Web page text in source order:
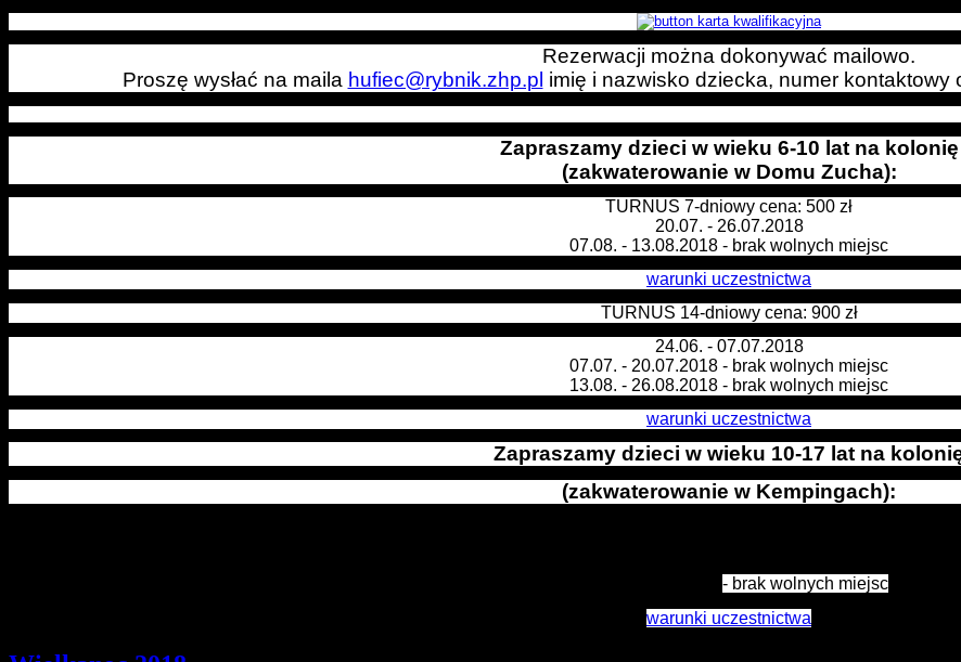
Rezerwacji można dokonywać mailowo.
Proszę wysłać na maila hufiec@rybnik.zhp.pl imię i nazwisko dziecka, numer
Zapraszamy dzieci w wieku 6-10 lat na kolonię
(zakwaterowanie w Domu Zucha):
TURNUS 7-dniowy cena: 500 zł
20.07. - 26.07.2018
07.08. - 13.08.2018 - brak wolnych miejsc
warunki uczestnictwa
TURNUS 14-dniowy cena: 900 zł
24.06. - 07.07.2018
07.07. - 20.07.2018 - brak wolnych miejsc
13.08. - 26.08.2018 - brak wolnych miejsc
warunki uczestnictwa
Zapraszamy dzieci w wieku 10-17 lat na
(zakwaterowanie w Kempingach):
- brak wolnych miejsc
warunki uczestnictwa